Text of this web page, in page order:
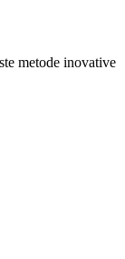
metode inovative